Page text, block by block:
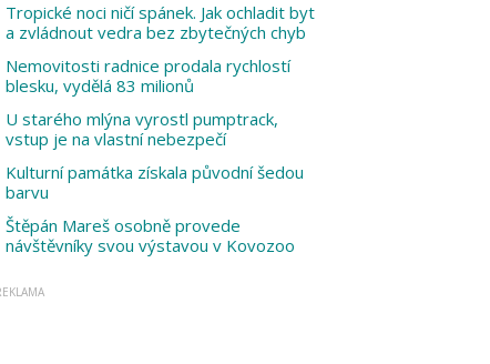
Tropické noci ničí spánek. Jak ochladit byt
a zvládnout vedra bez zbytečných chyb
Nemovitosti radnice prodala rychlostí
blesku, vydělá 83 milionů
U starého mlýna vyrostl pumptrack,
vstup je na vlastní nebezpečí
Kulturní památka získala původní šedou
barvu
Štěpán Mareš osobně provede
návštěvníky svou výstavou v Kovozoo